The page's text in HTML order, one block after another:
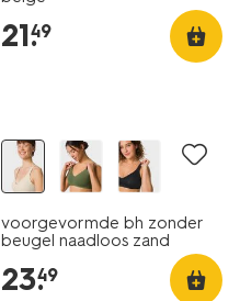
21.
49
voorgevormde bh zonder
beugel naadloos zand
23.
49